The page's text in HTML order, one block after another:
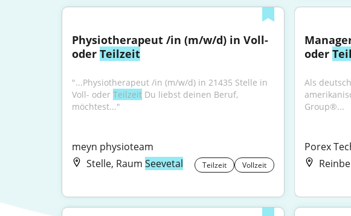
Physiotherapeut /in (m/w/d) in Voll-
oder Teilzeit
"...Physiotherapeut /in (m/w/d) in 21435 Stelle in
Voll- oder Teilzeit Du liebst deinen Beruf,
möchtest..."
meyn physioteam
Stelle, Raum Seevetal Teilzeit Vollzeit
oder
Als
Group®...
Porex